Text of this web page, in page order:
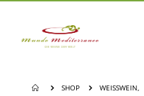
SHOP WEISSWEIN,